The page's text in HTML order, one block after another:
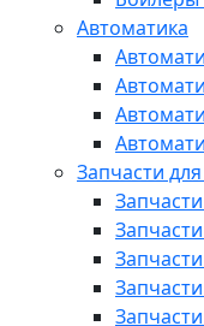
Автоматика
Запчасти